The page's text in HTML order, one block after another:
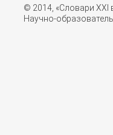
© 2014, «Словари XXI
Научно-